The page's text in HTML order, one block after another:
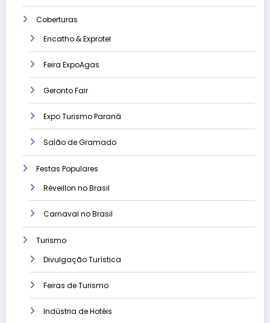
Coberturas
Encatho & Exprotel
Feira ExpoAgas
Geronto Fair
Expo Turismo Paraná
Salão de Gramado
Festas Populares
Réveillon no Brasil
Carnaval no Brasil
Turismo
Divulgação Turística
Feiras de Turismo
Indústria de Hotéis